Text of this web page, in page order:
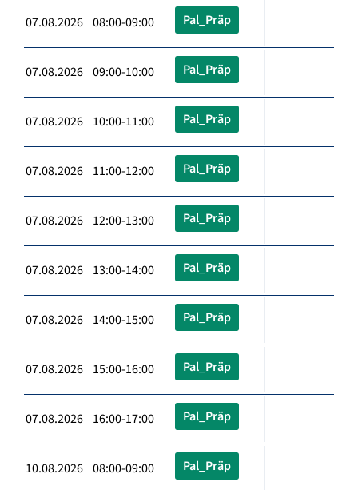
07.08.2026 08:00-09:00 Pal_Präp
07.08.2026 09:00-10:00 Pal_Präp
07.08.2026 10:00-11:00 Pal_Präp
07.08.2026 11:00-12:00 Pal_Präp
07.08.2026 12:00-13:00 Pal_Präp
07.08.2026 13:00-14:00 Pal_Präp
07.08.2026 14:00-15:00 Pal_Präp
07.08.2026 15:00-16:00 Pal_Präp
07.08.2026 16:00-17:00 Pal_Präp
10.08.2026 08:00-09:00 Pal_Präp